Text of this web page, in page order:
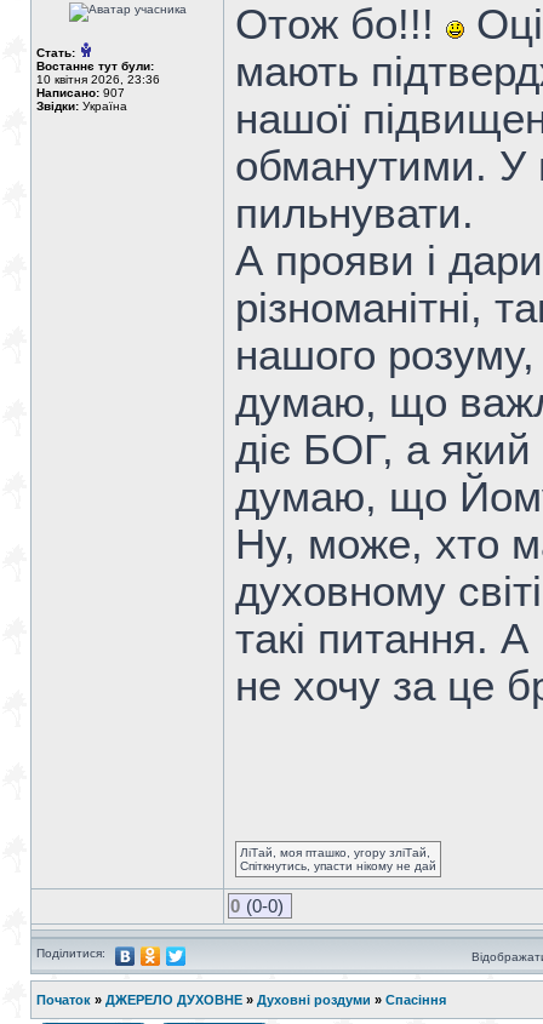
Стать:
Востаннє тут були:
10 квітня 2026, 23:36
Написано: 907
Звідки: Україна
Отож бо!!!
мають
нашої
обманутими. У
пильнувати.
А прояви і
різноманітні,
нашого
думаю, що
діє БОГ, а
думаю, що
Ну, може, хто
духовному
такі питання.
не хочу за це
ЛіТай, моя пташко, угору зліТай,
Спіткнутись, упасти нікому не дай
0 (0-0)
Поділитися:
Початок » ДЖЕРЕЛО ДУХОВНЕ » Духовні роздуми » Спасіння